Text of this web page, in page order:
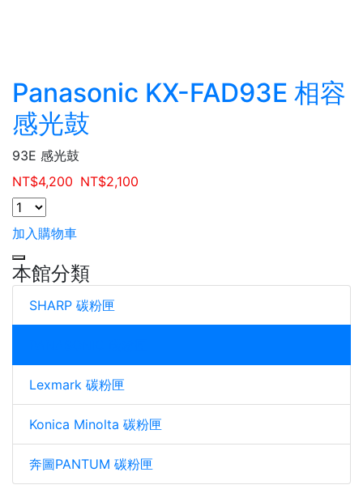
本館分類
SHARP 碳粉匣
Lexmark 碳粉匣
Konica Minolta 碳粉匣
奔圖PANTUM 碳粉匣
Panasonic KX-FAD93E 相容
感光鼓
93E 感光鼓
NT$4,200 NT$2,100
加入購物車